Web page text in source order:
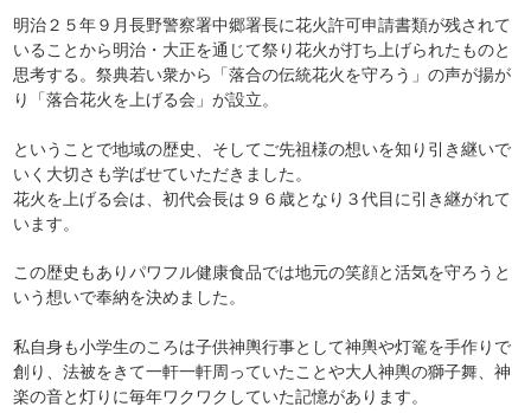
明治２５年９月長野警察署中郷署長に花火許可申請書類が残されて
いることから明治・大正を通じて祭り花火が打ち上げられたものと
思考する。祭典若い衆から「落合の伝統花火を守ろう」の声が揚が
り「落合花火を上げる会」が設立。
ということで地域の歴史、そしてご先祖様の想いを知り引き継いで
いく大切さも学ばせていただきました。
花火を上げる会は、初代会長は９６歳となり３代目に引き継がれて
います。
この歴史もありパワフル健康食品では地元の笑顔と活気を守ろうと
いう想いで奉納を決めました。
私自身も小学生のころは子供神輿行事として神輿や灯篭を手作りで
創り、法被をきて一軒一軒周っていたことや大人神輿の獅子舞、神
楽の音と灯りに毎年ワクワクしていた記憶があります。